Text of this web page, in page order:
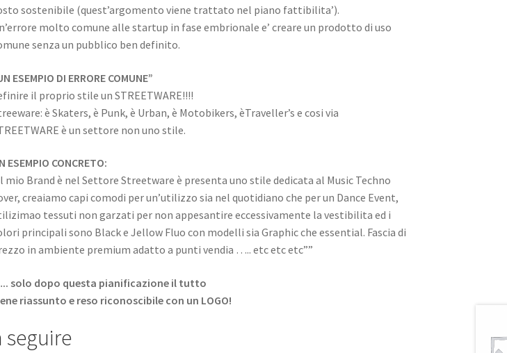
sostenibile (quest’argomento viene trattato nel piano fattibilita’).
molto comune alle startup in fase embrionale e’ creare un prodotto di uso
senza un pubblico ben definito.
ESEMPIO DI ERRORE COMUNE”
il proprio stile un STREETWARE!!!!
è Skaters, è Punk, è Urban, è Motobikers, èTraveller’s e cosi via
è un settore non uno stile.
ESEMPIO CONCRETO:
mio Brand è nel Settore Streetware è presenta uno stile dedicata al Music Techno
creaiamo capi comodi per un’utilizzo sia nel quotidiano che per un Dance Event,
tessuti non garzati per non appesantire eccessivamente la vestibilita ed i
principali sono Black e Jellow Fluo con modelli sia Graphic che essential. Fascia di
in ambiente premium adatto a punti vendia ….. etc etc etc””
solo dopo questa pianificazione il tutto
riassunto e reso riconoscibile con un LOGO!
seguire